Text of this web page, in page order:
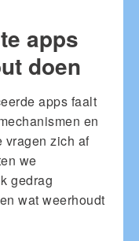
apps
doen
apps faalt
en
vragen zich af
we
gedrag
wat weerhoudt